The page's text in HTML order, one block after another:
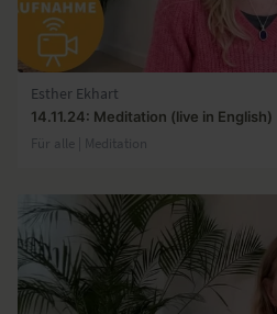
Esther Ekhart
14.11.24: Meditation (live in English)
Für alle | Meditation